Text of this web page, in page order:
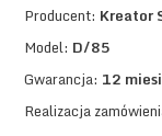
Producent: Kreator
Model: D/85
Gwarancja: 12
Realizacja